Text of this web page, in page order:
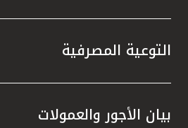
التوعية المصرفية
بيان الأجور والعمولات